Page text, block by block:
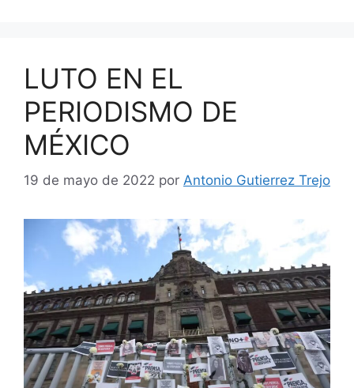
LUTO EN EL
PERIODISMO DE
MÉXICO
19 de mayo de 2022 por Antonio Gutierrez Trejo